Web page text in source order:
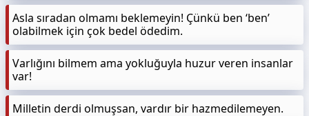
Asla sıradan olmamı beklemeyin! Çünkü ben ‘ben’
olabilmek için çok bedel ödedim.
Varlığını bilmem ama yokluğuyla huzur veren insanlar
var!
Milletin derdi olmuşsan, vardır bir hazmedilemeyen.